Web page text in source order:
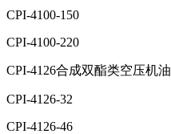
CPI-4100-150
CPI-4100-220
CPI-4126合成双酯类空压机油
CPI-4126-32
CPI-4126-46